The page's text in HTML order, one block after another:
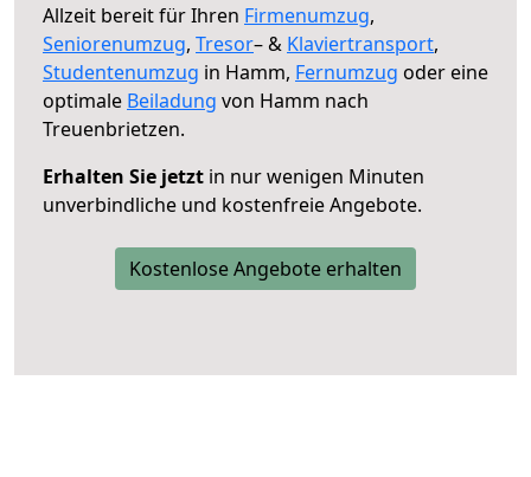
Allzeit bereit für Ihren Firmenumzug,
Seniorenumzug, Tresor– & Klaviertransport,
Studentenumzug in Hamm, Fernumzug oder eine
optimale Beiladung von Hamm nach
Treuenbrietzen.
Erhalten Sie jetzt in nur wenigen Minuten
unverbindliche und kostenfreie Angebote.
Kostenlose Angebote erhalten